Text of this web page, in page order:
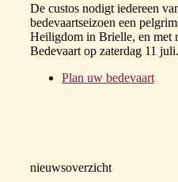
De custos nodigt iedereen
bedevaartseizoen een
Heiligdom in Brielle, en met
Bedevaart op zaterdag 11 juli.
Plan uw bedevaart
nieuwsoverzicht